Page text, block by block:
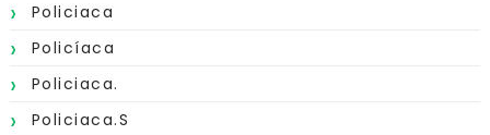
Policiaca
Policíaca
Policiaca.
Policiaca.s